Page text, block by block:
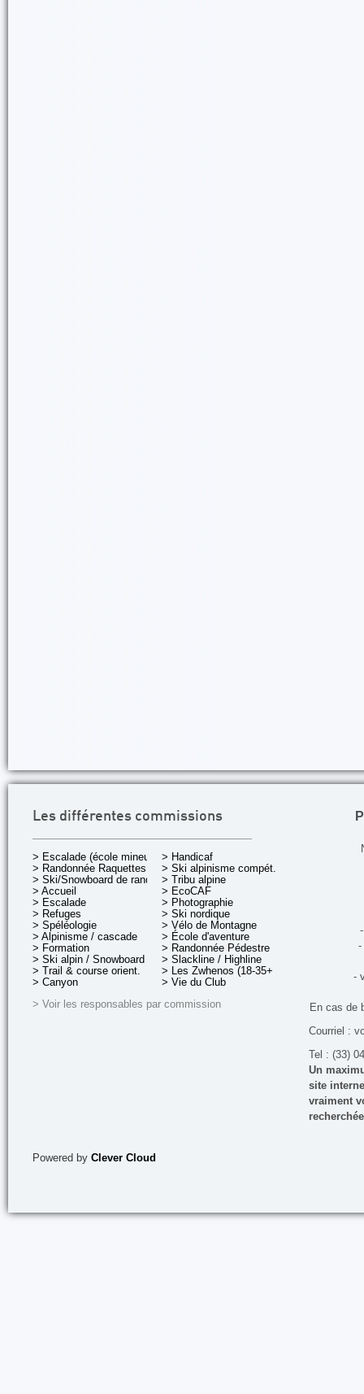
Les différentes commissions
> Escalade (école mineurs)
> Randonnée Raquettes
> Ski/Snowboard de rando.
> Accueil
> Escalade
> Refuges
> Spéléologie
> Alpinisme / cascade
> Formation
> Ski alpin / Snowboard
> Trail & course orient.
> Canyon
> Handicaf
> Ski alpinisme compét.
> Tribu alpine
> EcoCAF
> Photographie
> Ski nordique
> Vélo de Montagne
> École d'aventure
> Randonnée Pédestre
> Slackline / Highline
> Les Zwhenos (18-35+ ans)
> Vie du Club
> Voir les responsables par commission
-
-
En cas de
Courriel :
Tel : (33)
Un
site
vraiment
Powered by Clever Cloud